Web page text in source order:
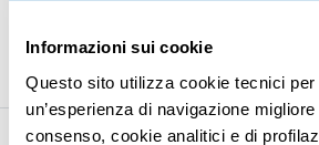
Informazioni sui cookie
Questo sito utilizza cookie tecnici per
un’esperienza di navigazione
consenso, cookie analitici e di